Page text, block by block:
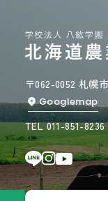
〒062-0052 札幌
Googlemap
TEL 011-851-